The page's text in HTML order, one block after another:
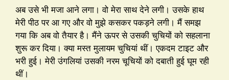
अब उसे भी मजा आने लगा। वो मेरा साथ देने लगी। उसके हाथ
मेरी पीठ पर आ गए और वो मुझे कसकर पकड़ने लगी। मैं समझ
गया कि अब वो तैयार है। मैंने ऊपर से उसकी चुचियों को सहलाना
शुरू कर दिया। क्या मस्त मुलायम चुचियां थीं। एकदम टाइट और
भरी हुई। मेरी उंगलियां उसकी नरम चूचियों को दबाती हुई घूम रही
थीं।